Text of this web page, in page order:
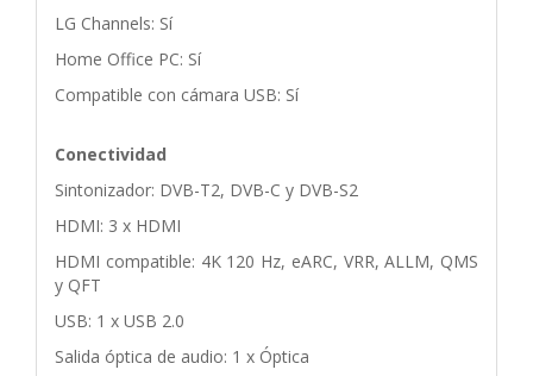
LG Channels: Sí
Home Office PC: Sí
Compatible con cámara USB: Sí
Conectividad
Sintonizador: DVB-T2, DVB-C y DVB-S2
HDMI: 3 x HDMI
HDMI compatible: 4K 120 Hz, eARC, VRR, ALLM, QMS
y QFT
USB: 1 x USB 2.0
Salida óptica de audio: 1 x Óptica